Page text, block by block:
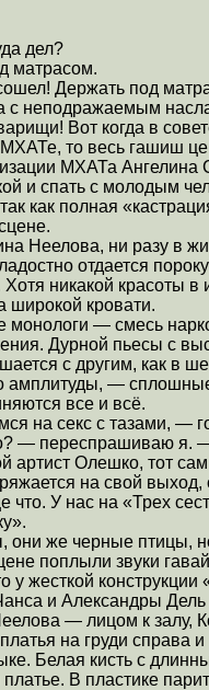
дел?
матрасом.
Держать под
с неподражаемым
Вот когда в
то весь гашиш
МХАТа Ангелина
и спать с молодым
как полная
Неелова, ни разу в
отдается
никакой красоты
широкой кровати.
монологи — смесь
Дурной пьесы с
с другим, как в
амплитуды, —
все и всё.
на секс с тазами, —
— переспрашиваю я.
артист Олешко, тот
на свой выход,
У нас на «Трех
они же черные птицы,
поплыли звуки
у жесткой
и Александры
— лицом к залу,
на груди справа
Белая кисть с
В пластике